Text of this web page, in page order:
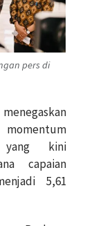
pers di
yang kini
capaian
5,61